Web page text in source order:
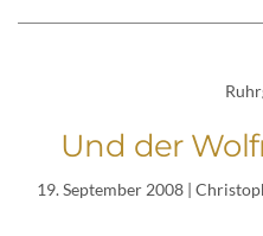
Und der
19. September 2008 |